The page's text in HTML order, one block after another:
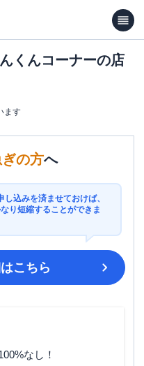
くんコーナーの店
ます
の方へ
込みを済ませておけば、
り短縮することができま
こちら
なし！